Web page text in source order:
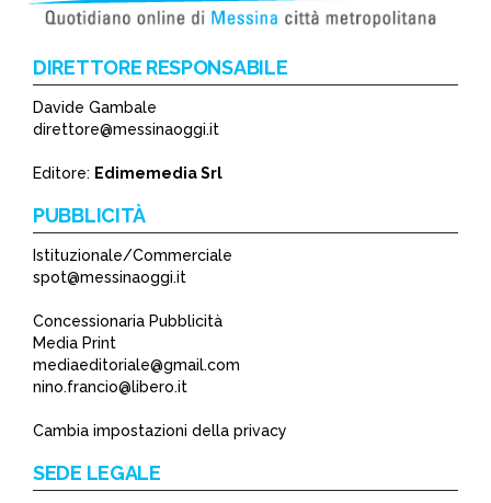
*
DIRETTORE RESPONSABILE
Davide Gambale
direttore@messinaoggi.it
Editore: Edimemedia Srl
PUBBLICITÀ
Istituzionale/Commerciale
spot@messinaoggi.it
Concessionaria Pubblicità
Media Print
mediaeditoriale@gmail.com
nino.francio@libero.it
Cambia impostazioni della privacy
SEDE LEGALE